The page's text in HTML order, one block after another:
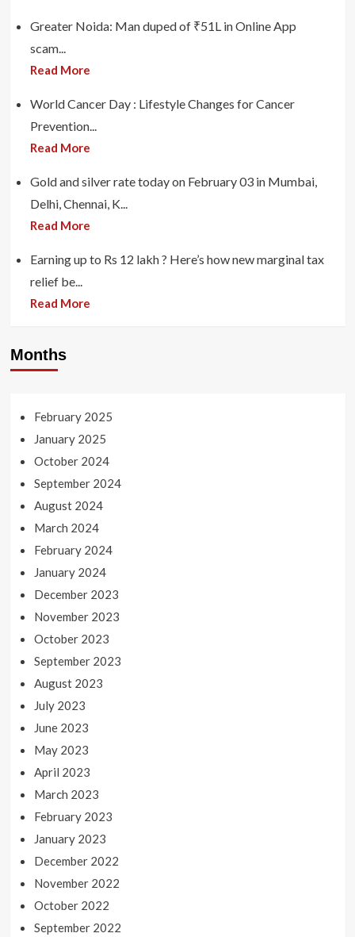
Greater Noida: Man duped of ₹51L in Online App
scam...
Read More
World Cancer Day : Lifestyle Changes for Cancer
Prevention...
Read More
Gold and silver rate today on February 03 in Mumbai,
Delhi, Chennai, K...
Read More
Earning up to Rs 12 lakh ? Here’s how new marginal tax
relief be...
Read More
Months
February 2025
January 2025
October 2024
September 2024
August 2024
March 2024
February 2024
January 2024
December 2023
November 2023
October 2023
September 2023
August 2023
July 2023
June 2023
May 2023
April 2023
March 2023
February 2023
January 2023
December 2022
November 2022
October 2022
September 2022